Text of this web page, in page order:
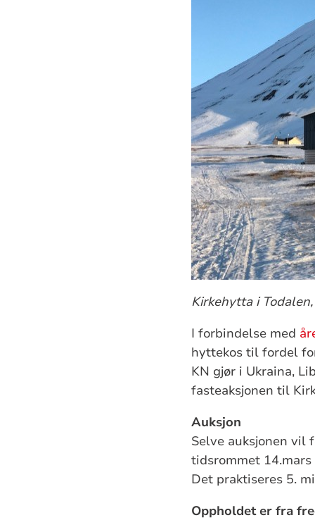
Kirkehytta i
I forbindelse med
hyttekos til fordel
KN gjør i Ukraina,
fasteaksjonen til
Auksjon
Selve auksjonen vil
tidsrommet
Det praktiseres 5.
Oppholdet er fra